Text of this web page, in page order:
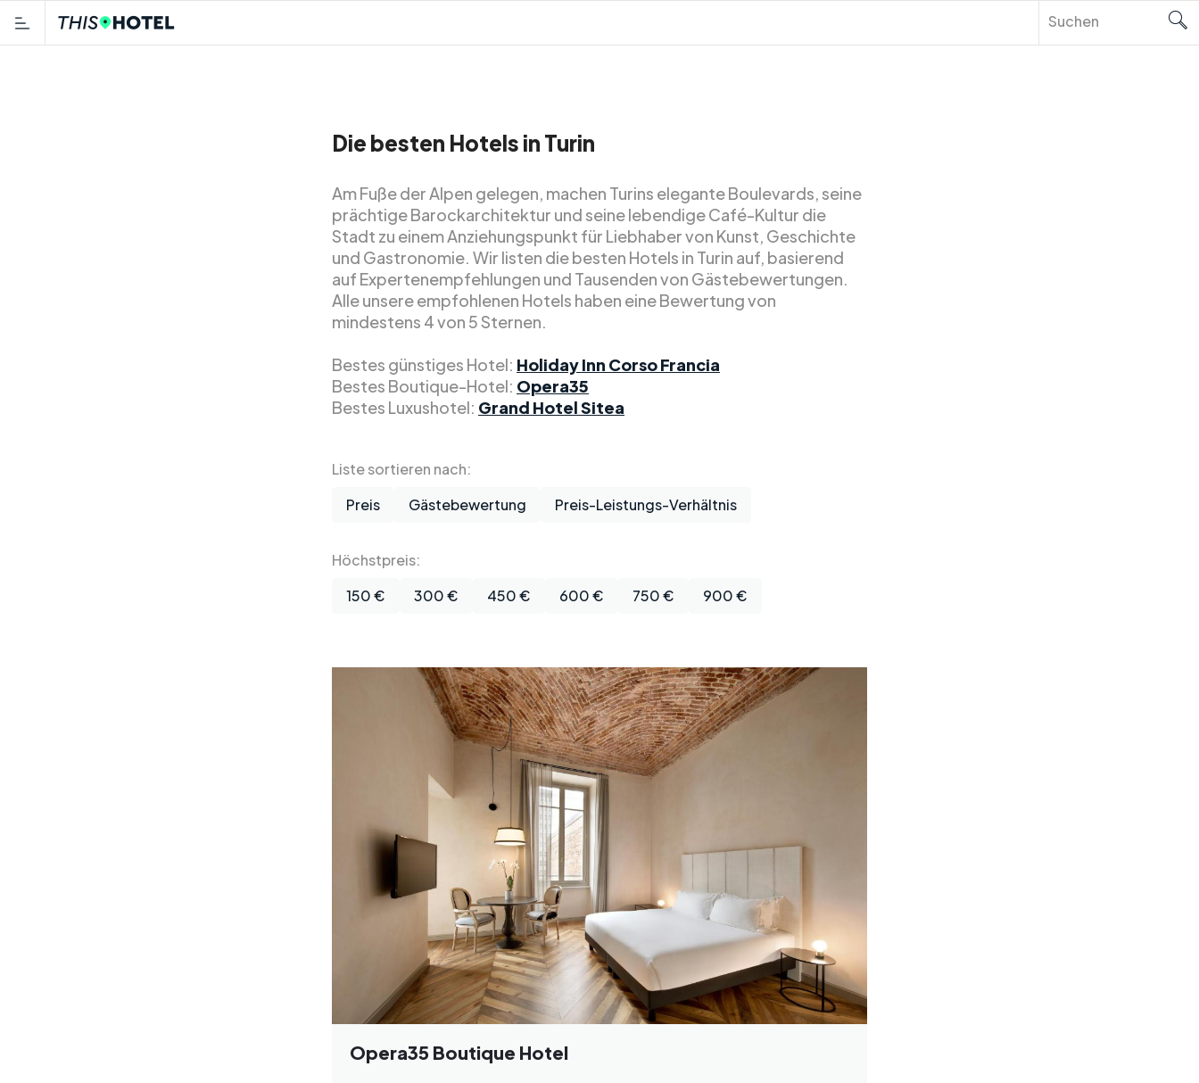
Die besten Hotels in Turin
Am Fuße der Alpen gelegen, machen Turins elegante Boulevards, seine
prächtige Barockarchitektur und seine lebendige Café-Kultur die
Stadt zu einem Anziehungspunkt für Liebhaber von Kunst, Geschichte
und Gastronomie. Wir listen die besten Hotels in Turin auf, basierend
auf Expertenempfehlungen und Tausenden von Gästebewertungen.
Alle unsere empfohlenen Hotels haben eine Bewertung von
mindestens 4 von 5 Sternen.
Bestes günstiges Hotel: Holiday Inn Corso Francia
Bestes Boutique-Hotel: Opera35
Bestes Luxushotel: Grand Hotel Sitea
Liste sortieren nach:
Preis
Gästebewertung Preis-Leistungs-Verhältnis
Höchstpreis:
150 €
300 € 450 € 600 € 750 € 900 €
Opera35 Boutique Hotel